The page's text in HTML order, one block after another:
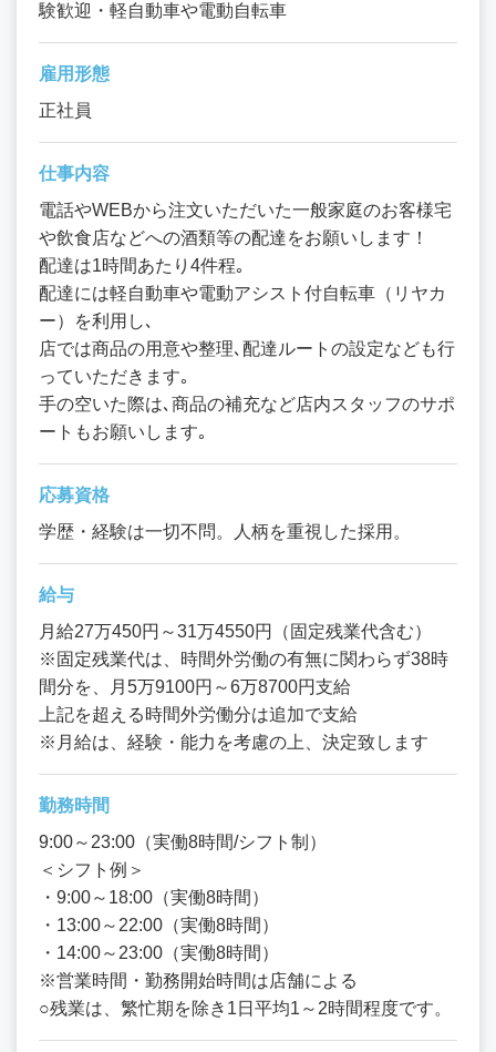
験歓迎・軽自動車や電動自転車
雇用形態
正社員
仕事内容
電話やWEBから注文いただいた一般家庭のお客様宅
や飲食店などへの酒類等の配達をお願いします！
配達は1時間あたり4件程｡
配達には軽自動車や電動アシスト付自転車（リヤカ
ー）を利用し､
店では商品の用意や整理､配達ルートの設定なども行
っていただきます｡
手の空いた際は､商品の補充など店内スタッフのサポ
ートもお願いします｡
応募資格
学歴・経験は一切不問。人柄を重視した採用。
給与
月給27万450円～31万4550円（固定残業代含む）
※固定残業代は、時間外労働の有無に関わらず38時
間分を、月5万9100円～6万8700円支給
上記を超える時間外労働分は追加で支給
※月給は、経験・能力を考慮の上、決定致します
勤務時間
9:00～23:00（実働8時間/シフト制）
＜シフト例＞
・9:00～18:00（実働8時間）
・13:00～22:00（実働8時間）
・14:00～23:00（実働8時間）
※営業時間・勤務開始時間は店舗による
○残業は、繁忙期を除き1日平均1～2時間程度です。